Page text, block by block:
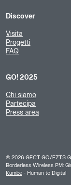
Discover
Visita
Progetti
FAQ
GO! 2025
Chi siamo
Partecipa
Press area
© 2026 GECT GO/EZTS
Borderless Wireless PM:
Kumbe - Human to Digital